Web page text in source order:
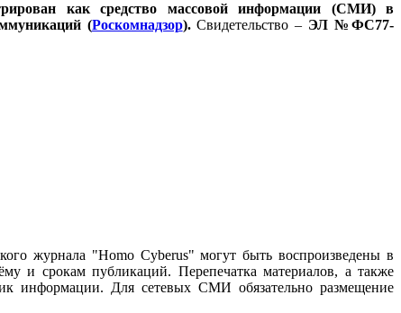
как средство массовой информации (СМИ) в
(Роскомнадзор).Свидетельство – ЭЛ №ФС77-
журнала "Homo Cyberus" могут быть воспроизведены в
и срокам публикаций. Перепечатка материалов, а также
информации. Для сетевых СМИ обязательно размещение